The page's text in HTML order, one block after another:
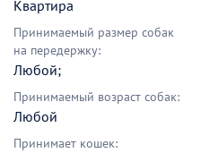
Квартира
Принимаемый размер собак
на передержку:
Любой;
Принимаемый возраст собак:
Любой
Принимает кошек: